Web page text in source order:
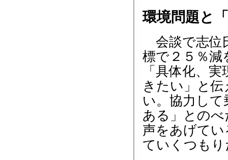
環境問題と
会談で志位
標で２５％減
「具体化、
きたい」と
い。協力し
ある」との
声をあげて
ていくつも